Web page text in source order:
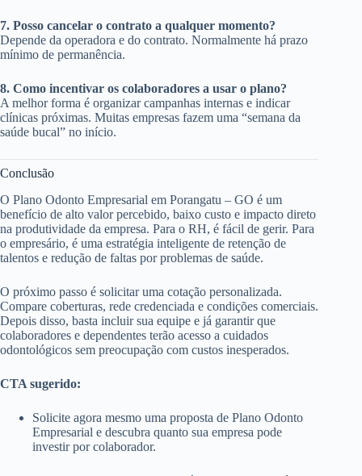
7. Posso cancelar o contrato a qualquer momento?
Depende da operadora e do contrato. Normalmente há prazo
mínimo de permanência.
8. Como incentivar os colaboradores a usar o plano?
A melhor forma é organizar campanhas internas e indicar
clínicas próximas. Muitas empresas fazem uma “semana da
saúde bucal” no início.
Conclusão
O Plano Odonto Empresarial em Porangatu – GO é um
benefício de alto valor percebido, baixo custo e impacto direto
na produtividade da empresa. Para o RH, é fácil de gerir. Para
o empresário, é uma estratégia inteligente de retenção de
talentos e redução de faltas por problemas de saúde.
O próximo passo é solicitar uma cotação personalizada.
Compare coberturas, rede credenciada e condições comerciais.
Depois disso, basta incluir sua equipe e já garantir que
colaboradores e dependentes terão acesso a cuidados
odontológicos sem preocupação com custos inesperados.
CTA sugerido:
Solicite agora mesmo uma proposta de Plano Odonto
Empresarial e descubra quanto sua empresa pode
investir por colaborador.